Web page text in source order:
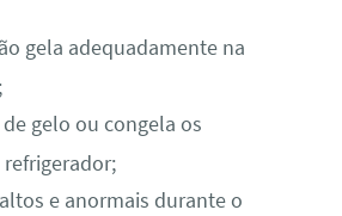
gela adequadamente na
de gelo ou congela os
e anormais durante o